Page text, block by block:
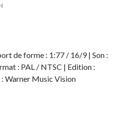
de forme : 1:77 / 16/9 | Son :
: PAL / NTSC | Edition :
Warner Music Vision
Live, édition simple 1 DVD